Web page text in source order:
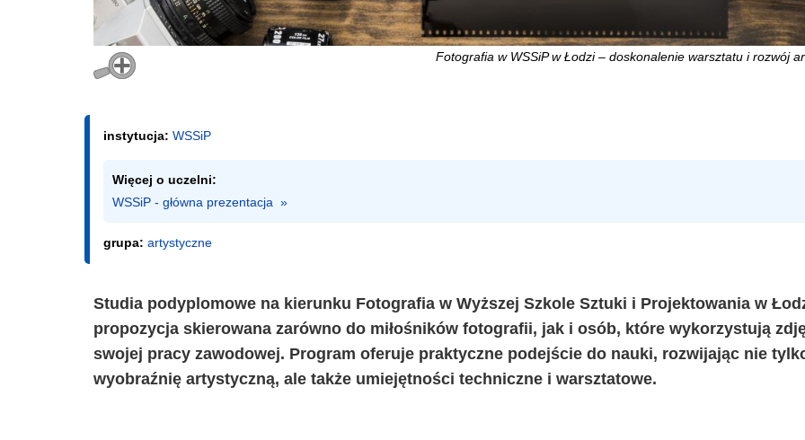
Fotografia w WSSiP w Łodzi – doskonalenie warsztatu i rozwój
instytucja: WSSiP
Więcej o uczelni:
WSSiP - główna prezentacja  »
grupa: artystyczne
Studia podyplomowe na kierunku Fotografia w Wyższej Szkole Sztuki i Projektowania w
propozycja skierowana zarówno do miłośników fotografii, jak i osób, które wykorzystują
swojej pracy zawodowej. Program oferuje praktyczne podejście do nauki, rozwijając nie
wyobraźnię artystyczną, ale także umiejętności techniczne i warsztatowe.